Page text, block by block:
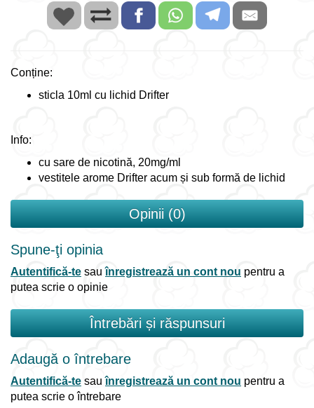
Conține:
sticla 10ml cu lichid Drifter
Info:
cu sare de nicotină, 20mg/ml
vestitele arome Drifter acum și sub formă de lichid
Opinii (0)
Spune-ţi opinia
Autentifică-te sauînregistrează un cont nou pentru a
putea scrie o opinie
Întrebări și răspunsuri
Adaugă o întrebare
Autentifică-te sauînregistrează un cont nou pentru a
putea scrie o întrebare